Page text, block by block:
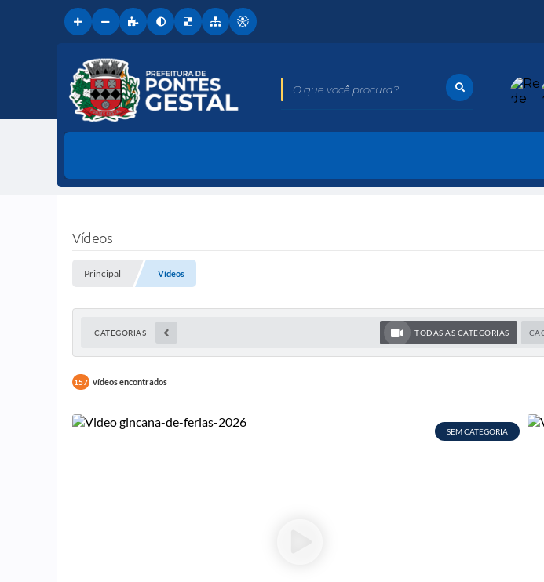
O que você procura?
Vídeos
Principal Vídeos
CATEGORIAS TODAS AS CATEGORIAS
157 vídeos encontrados
SEM CATEGORIA